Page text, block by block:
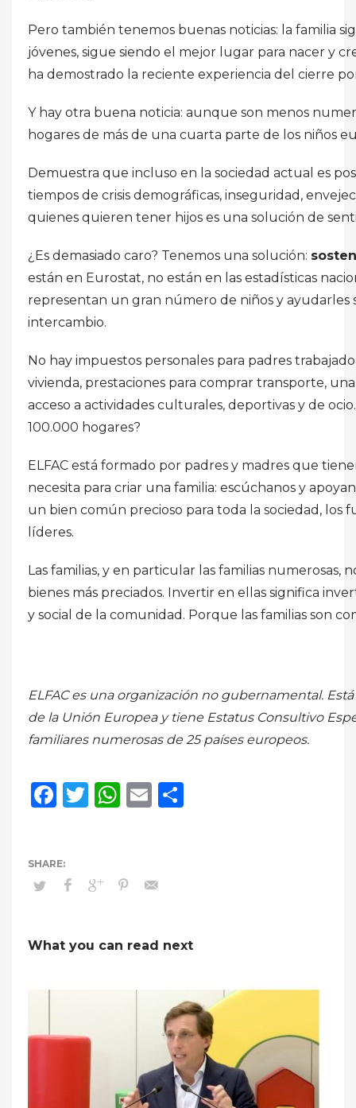
Pero también tenemos buenas noticias: la familia
jóvenes, sigue siendo el mejor lugar para nacer y
ha demostrado la reciente experiencia del cierre
Y hay otra buena noticia: aunque son menos
hogares de más de una cuarta parte de los niños
Demuestra que incluso en la sociedad actual es
tiempos de crisis demográficas, inseguridad,
quienes quieren tener hijos es una solución de
¿Es demasiado caro? Tenemos una solución:
están en Eurostat, no están en las estadísticas
representan un gran número de niños y ayudarles
intercambio.
No hay impuestos personales para padres
vivienda, prestaciones para comprar transporte,
acceso a actividades culturales, deportivas y de
100.000 hogares?
ELFAC está formado por padres y madres que
necesita para criar una familia: escúchanos y
un bien común precioso para toda la sociedad, los
líderes.
Las familias, y en particular las familias numerosas,
bienes más preciados. Invertir en ellas significa
y social de la comunidad. Porque las familias son
ELFAC es una organización no gubernamental.
de la Unión Europea y tiene Estatus Consultivo
familiares numerosas de 25 países europeos.
Facebook
Twitter
WhatsApp
Email
What you can read next